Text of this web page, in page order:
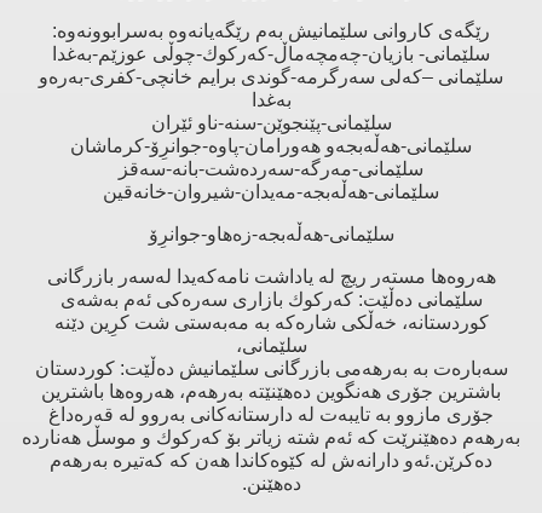
رێگەى كاروانى سلێمانیش بەم رێگەیانەوە بەسرابوونەوە:
سلێمانى- بازیان-چەمچەماڵ-كەركوك-چوڵى عوزێم-بەغدا
سلێمانى –كەلى سەرگرمە-گوندى برایم خانچى-كفرى-بەرەو
بەغدا
سلێمانى-پێنجوێن-سنە-ناو ئێران
سلێمانى-هەڵەبجەو هەورامان-پاوە-جوانرِۆ-كرماشان
سلێمانى-مەرگە-سەردەشت-بانە-سەقز
سلێمانى-هەڵەبجە-مەیدان-شیروان-خانەقین
سلێمانى-هەڵەبجە-زەهاو-جوانرِۆ
هەروەها مستەر ریچ لە یاداشت نامەكەیدا لەسەر بازرگانى
سلێمانى دەڵێت: كەركوك بازارى سەرەكى ئەم بەشەى
كوردستانە، خەڵكى شارەكە بە مەبەستى شت كرِین دێنە
سلێمانى،
سەبارەت بە بەرهەمى بازرگانى سلێمانیش دەڵێت: كوردستان
باشترین جۆرى هەنگوین دەهێنێتە بەرهەم، هەروەها باشترین
جۆرى مازوو بە تایبەت لە دارستانەكانى بەروو لە قەرەداغ
بەرهەم دەهێنرێت كە ئەم شتە زیاتر بۆ كەركوك و موسڵ هەناردە
دەكرێن.ئەو دارانەش لە كێوەكاندا هەن كە كەتیرە بەرهەم
دەهێنن.